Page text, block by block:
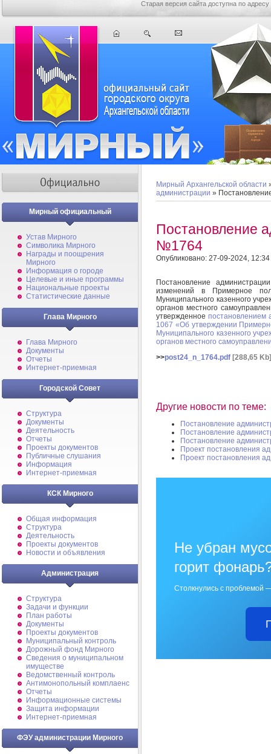
Старая версия сайта доступна по адресу
Мирный официальный
Устав Мирного
Символика Мирного
Награды и поощрения
Мирного
Информация о городе
Целевые и иные программы
Национальные проекты
Статистические данные
Глава Мирного
Глава Мирного
Документы
Отчеты
Интернет-приемная
Городской Совет
Структура
Документы
Деятельность
Отчеты
Проекты документов
Публичные слушания
Информация
Интернет-приемная
КСК Мирного
Общая информация
Структура
Деятельность
Проекты документов
Новости и объявления
Администрация
Структура
Задачи и функции
План работы
Документы
Проекты документов
Муниципальный контроль
Дорожный фонд Мирного
Cведения о муниципальном
имуществе
Ведомственный контроль
Антимонопольный комплаенс
Отчеты
Информационные системы
Защита информации
Интернет-приемная
ФЭУ администрации Мирного
Мирный Архангельской области
администрации »
Постановление
№1764
Опубликовано: 27-09-2024, 12:34
Постановление
изменений в Примерное
Муниципального казенного
органов местного
утвержденноепостановлением
1067 «Об утверждении
Муниципального казенного
органов местного
>>post24_n_1764.pdf [288,65 Kb]
Другие новости по теме:
Постановление
Постановление
Постановление
Проект постановления
Проект постановления
Не убран
горит
Столкнулись с проблемой